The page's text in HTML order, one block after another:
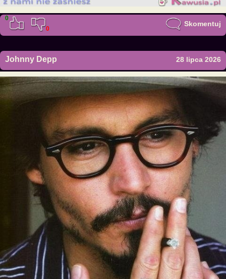
0
0
Skomentuj
Johnny Depp 28 lipca 2026